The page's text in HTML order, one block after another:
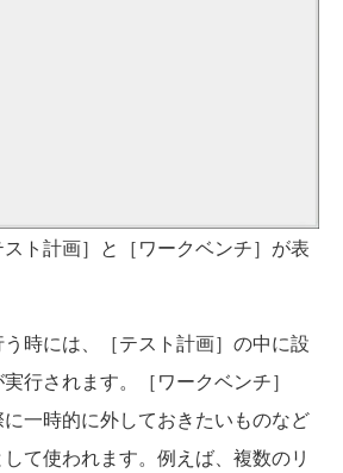
ト計画］と［ワークベンチ］が表
時には、［テスト計画］の中に設
行されます。［ワークベンチ］
一時的に外しておきたいものなど
て使われます。例えば、複数のリ